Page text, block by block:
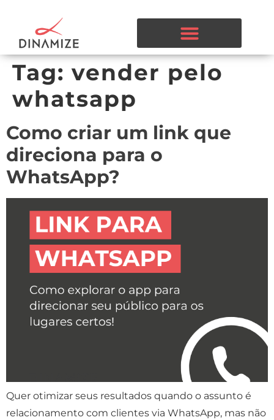
Tag: vender pelo
whatsapp
Como criar um link que
direciona para o
WhatsApp?
Quer otimizar seus resultados quando o assunto é
relacionamento com clientes via WhatsApp, mas não